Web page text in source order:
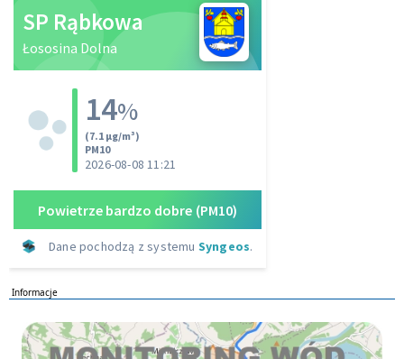
Informacje
Monitoring wod